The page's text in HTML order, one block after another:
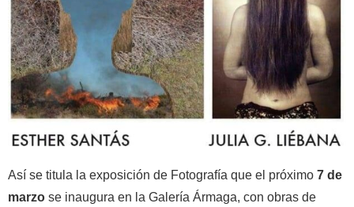
Así se titula la exposición de Fotografía que el próximo 7 de
marzo se inaugura en la Galería Ármaga, con obras de